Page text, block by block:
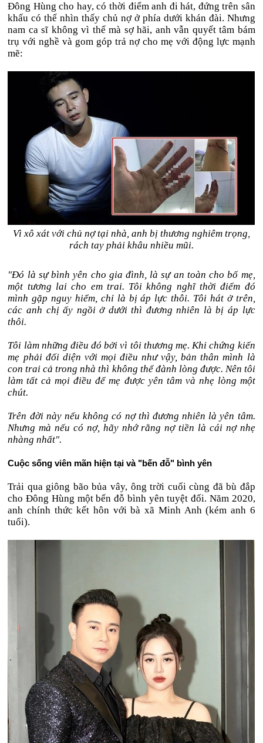
Đông Hùng cho hay, có thời điểm anh đi hát, đứng trên sân
khấu có thể nhìn thấy chủ nợ ở phía dưới khán đài. Nhưng
nam ca sĩ không vì thế mà sợ hãi, anh vẫn quyết tâm bám
trụ với nghề và gom góp trả nợ cho mẹ với động lực mạnh
mẽ:
Vì xô xát với chủ nợ tại nhà, anh bị thương nghiêm trọng,
rách tay phải khâu nhiều mũi.
"Đó là sự bình yên cho gia đình, là sự an toàn cho bố mẹ,
một tương lai cho em trai. Tôi không nghĩ thời điểm đó
mình gặp nguy hiểm, chỉ là bị áp lực thôi. Tôi hát ở trên,
các anh chị ấy ngồi ở dưới thì đương nhiên là bị áp lực
thôi.
Tôi làm những điều đó bởi vì tôi thương mẹ. Khi chứng kiến
mẹ phải đối diện với mọi điều như vậy, bản thân mình là
con trai cả trong nhà thì không thể đành lòng được. Nên tôi
làm tất cả mọi điều để mẹ được yên tâm và nhẹ lòng một
chút.
Trên đời này nếu không có nợ thì đương nhiên là yên tâm.
Nhưng mà nếu có nợ, hãy nhớ rằng nợ tiền là cái nợ nhẹ
nhàng nhất".
Cuộc sống viên mãn hiện tại và "bến đỗ" bình yên
Trải qua giông bão bủa vây, ông trời cuối cùng đã bù đắp
cho Đông Hùng một bến đỗ bình yên tuyệt đối. Năm 2020,
anh chính thức kết hôn với bà xã Minh Anh (kém anh 6
tuổi).